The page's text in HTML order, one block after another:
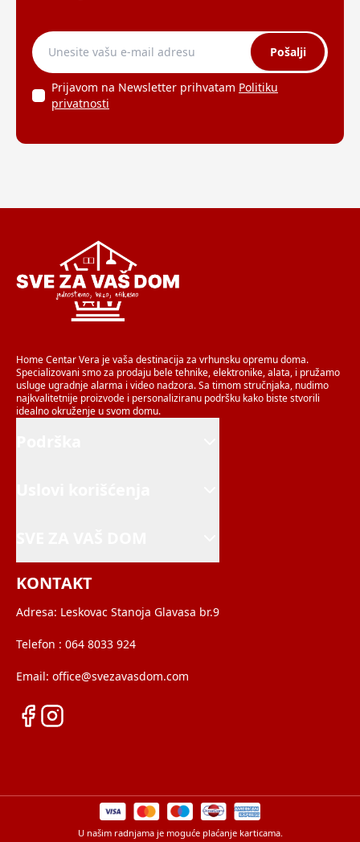
Pošalji
Prijavom na Newsletter prihvatam Politiku
privatnosti
Home Centar Vera je vaša destinacija za vrhunsku opremu doma.
Specializovani smo za prodaju bele tehnike, elektronike, alata, i pružamo
usluge ugradnje alarma i video nadzora. Sa timom stručnjaka, nudimo
najkvalitetnije proizvode i personaliziranu podršku kako biste stvorili
idealno okruženje u svom domu.
KONTAKT
Adresa: Leskovac Stanoja Glavasa br.9
Telefon : 064 8033 924
Email: office@svezavasdom.com
U našim radnjama je moguće plaćanje karticama.